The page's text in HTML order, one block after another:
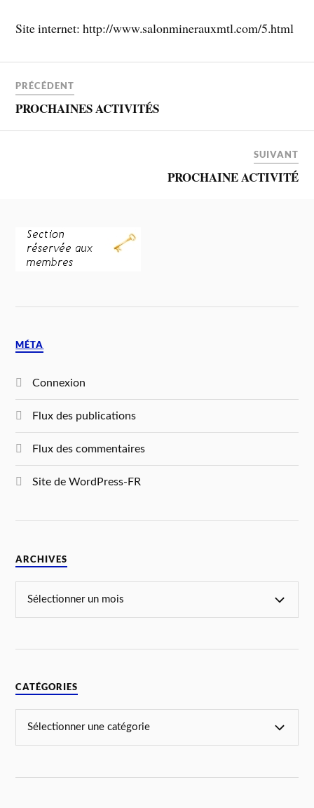
Site internet: http://www.salonminerauxmtl.com/5.html
PRÉCÉDENT
PROCHAINES ACTIVITÉS
SUIVANT
PROCHAINE ACTIVITÉ
MÉTA
Connexion
Flux des publications
Flux des commentaires
Site de WordPress-FR
ARCHIVES
CATÉGORIES